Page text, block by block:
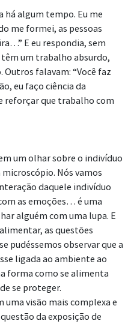
algum tempo. Eu me
me formei, as pessoas
E eu respondia, sem
um trabalho absurdo,
Outros falavam: “Você faz
eu faço ciência da
reforçar que trabalho com
um olhar sobre o indivíduo
Nós vamos
daquele indivíduo
as emoções… é uma
alguém com uma lupa. E
as questões
pudéssemos observar que a
ligada ao ambiente ao
forma como se alimenta
se proteger.
visão mais complexa e
da exposição de